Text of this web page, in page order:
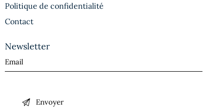
Politique de confidentialité
Contact
Newsletter